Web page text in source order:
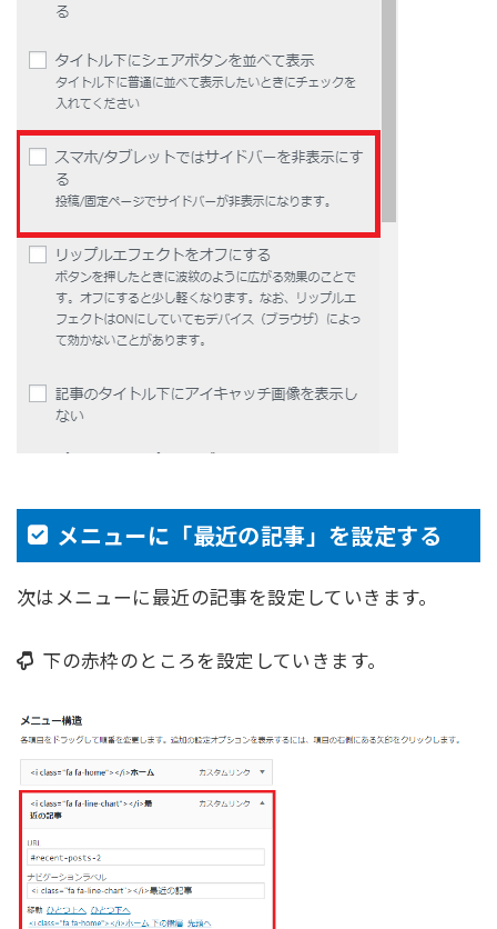
メニューに「最近の記事」を設定する
次はメニューに最近の記事を設定していきます。
下の赤枠のところを設定していきます。